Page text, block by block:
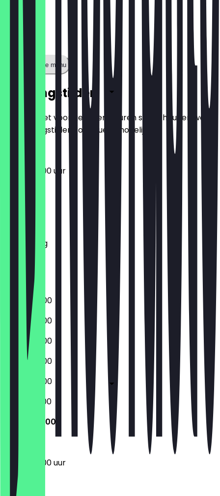
Toon volledige menu
Openingstijden
Zodat je niet voor gesloten deuren staat, houden we
de openingstijden zo actueel mogelijk.
07:00 - 12:00 uur
Maandag
Dinsdag
Woensdag
Donderdag
Vrijdag
Zaterdag
Zondag
06:00 - 18:00
06:00 - 18:00
06:00 - 18:00
06:00 - 18:00
06:00 - 18:00
06:30 - 16:00
07:00 - 12:00
07:00 - 12:00 uur